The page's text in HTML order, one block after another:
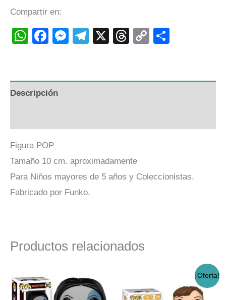
Compartir en:
WhatsApp
Facebook
Messenger
Telegram
X Threads
Copy
Descripción
Figura POP
Tamaño 10 cm. aproximadamente
Para Niños mayores de 5 años y Coleccionistas.
Fabricado por Funko.
Productos relacionados
¡Oferta!
original
actual